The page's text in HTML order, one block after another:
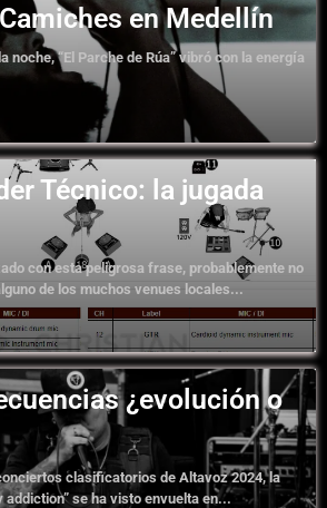
en Medellín
noche, “El Parche de Rúa” vibró con la energía
Técnico: la jugada
con esta peligrosa frase, probablemente no
de los muchos venues locales...
¿evolución o
clasificatorios de Altavoz 2024, la
addiction” se ha visto envuelta en...